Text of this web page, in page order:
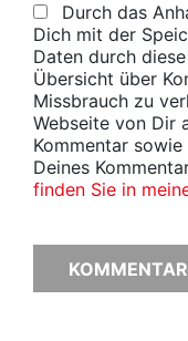
Durch das
Dich mit der
Daten durch
Übersicht über
Missbrauch zu
Webseite von Dir
Kommentar
Deines
finden Sie in